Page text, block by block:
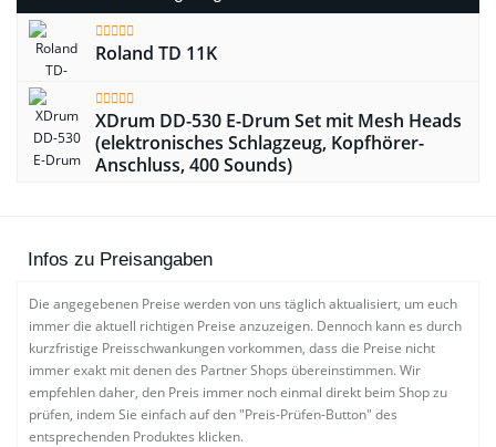
Roland TD 11K
XDrum DD-530 E-Drum Set mit Mesh Heads
(elektronisches Schlagzeug, Kopfhörer-
Anschluss, 400 Sounds)
Infos zu Preisangaben
Die angegebenen Preise werden von uns täglich aktualisiert, um euch
immer die aktuell richtigen Preise anzuzeigen. Dennoch kann es durch
kurzfristige Preisschwankungen vorkommen, dass die Preise nicht
immer exakt mit denen des Partner Shops übereinstimmen. Wir
empfehlen daher, den Preis immer noch einmal direkt beim Shop zu
prüfen, indem Sie einfach auf den "Preis-Prüfen-Button" des
entsprechenden Produktes klicken.